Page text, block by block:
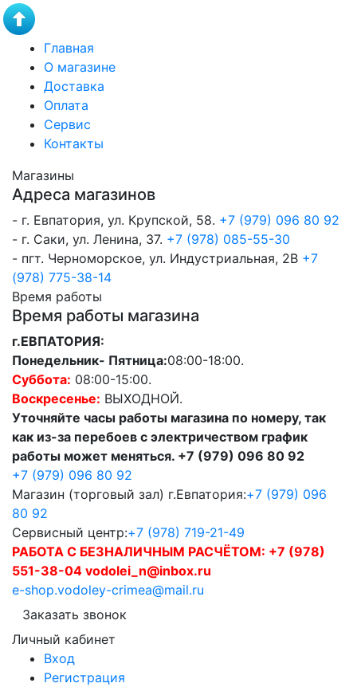
Главная
О магазине
Доставка
Оплата
Сервис
Контакты
Магазины
Адреса магазинов
- г. Евпатория, ул. Крупской, 58. +7 (979) 096 80 92
- г. Саки, ул. Ленина, 37. +7 (978) 085-55-30
- пгт. Черноморское, ул. Индустриальная, 2В +7
(978) 775-38-14
Время работы
Время работы магазина
г.ЕВПАТОРИЯ:
Понедельник- Пятница:08:00-18:00.
Суббота: 08:00-15:00.
Воскресенье: ВЫХОДНОЙ.
Уточняйте часы работы магазина по номеру, так
как из-за перебоев с электричеством график
работы может меняться. +7 (979) 096 80 92
+7 (979) 096 80 92
Магазин (торговый зал) г.Евпатория:+7 (979) 096
80 92
Сервисный центр:+7 (978) 719-21-49
РАБОТА С БЕЗНАЛИЧНЫМ РАСЧЁТОМ: +7 (978)
551-38-04 vodolei_n@inbox.ru
e-shop.vodoley-crimea@mail.ru
Заказать звонок
Личный кабинет
Вход
Регистрация